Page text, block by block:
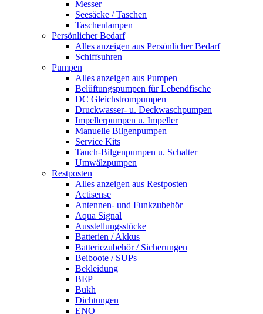
Messer
Seesäcke / Taschen
Taschenlampen
Persönlicher Bedarf
Alles anzeigen aus Persönlicher Bedarf
Schiffsuhren
Pumpen
Alles anzeigen aus Pumpen
Belüftungspumpen für Lebendfische
DC Gleichstrompumpen
Druckwasser- u. Deckwaschpumpen
Impellerpumpen u. Impeller
Manuelle Bilgenpumpen
Service Kits
Tauch-Bilgenpumpen u. Schalter
Umwälzpumpen
Restposten
Alles anzeigen aus Restposten
Actisense
Antennen- und Funkzubehör
Aqua Signal
Ausstellungsstücke
Batterien / Akkus
Batteriezubehör / Sicherungen
Beiboote / SUPs
Bekleidung
BEP
Bukh
Dichtungen
ENO